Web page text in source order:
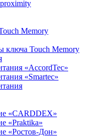
Memory
ключа Touch Memory
«AccordTec»
«Smartec»
«CARDDEX»
«Praktika»
«Ростов-Дон»